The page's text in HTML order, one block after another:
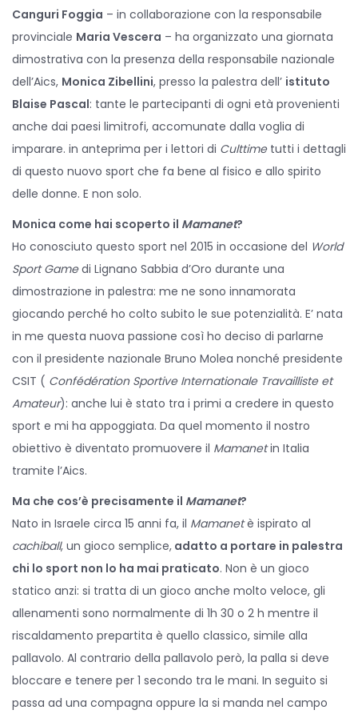
e
2
0
2
0
Canguri Foggia – in collaborazione con la responsabile
provinciale Maria Vescera – ha organizzato una giornata
dimostrativa con la presenza della responsabile nazionale
dell’Aics, Monica Zibellini, presso la palestra dell’ istituto
Blaise Pascal: tante le partecipanti di ogni età provenienti
anche dai paesi limitrofi, accomunate dalla voglia di
imparare. in anteprima per i lettori di Culttimetutti i dettagli
di questo nuovo sport che fa bene al fisico e allo spirito
delle donne. E non solo.
Monica come hai scoperto il Mamanet?
Ho conosciuto questo sport nel 2015 in occasione del World
Sport Gamedi Lignano Sabbia d’Oro durante una
dimostrazione in palestra: me ne sono innamorata
giocando perché ho colto subito le sue potenzialità. E’ nata
in me questa nuova passione così ho deciso di parlarne
con il presidente nazionale Bruno Molea nonché presidente
CSIT ( Confédération Sportive Internationale Travailliste et
Amateur): anche lui è stato tra i primi a credere in questo
sport e mi ha appoggiata. Da quel momento il nostro
obiettivo è diventato promuovere il Mamanetin Italia
tramite l’Aics.
Ma che cos’è precisamente il Mamanet?
Nato in Israele circa 15 anni fa, il Mamanetè ispirato al
cachiball, un gioco semplice, adatto a portare in palestra
chi lo sport non lo ha mai praticato. Non è un gioco
statico anzi: si tratta di un gioco anche molto veloce, gli
allenamenti sono normalmente di 1h 30 o 2 h mentre il
riscaldamento prepartita è quello classico, simile alla
pallavolo. Al contrario della pallavolo però, la palla si deve
bloccare e tenere per 1 secondo tra le mani. In seguito si
passa ad una compagna oppure la si manda nel campo